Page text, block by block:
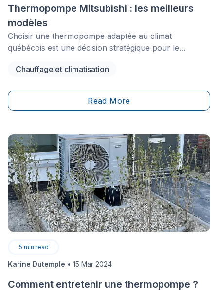
Thermopompe Mitsubishi : les meilleurs
modèles
Choisir une thermopompe adaptée au climat
québécois est une décision stratégique pour le
d’esprit à long terme. Reconnue comme une marque
ses performances en grand froid, sa précision de
contrôle de la température et la durabilité
Chauffage et climatisation
Read More
5 min read
Karine Dutemple • 15 Mar 2024
Comment entretenir une thermopompe ?